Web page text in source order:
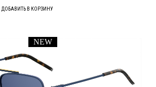
ДОБАВИТЬ В КОРЗИНУ
NEW